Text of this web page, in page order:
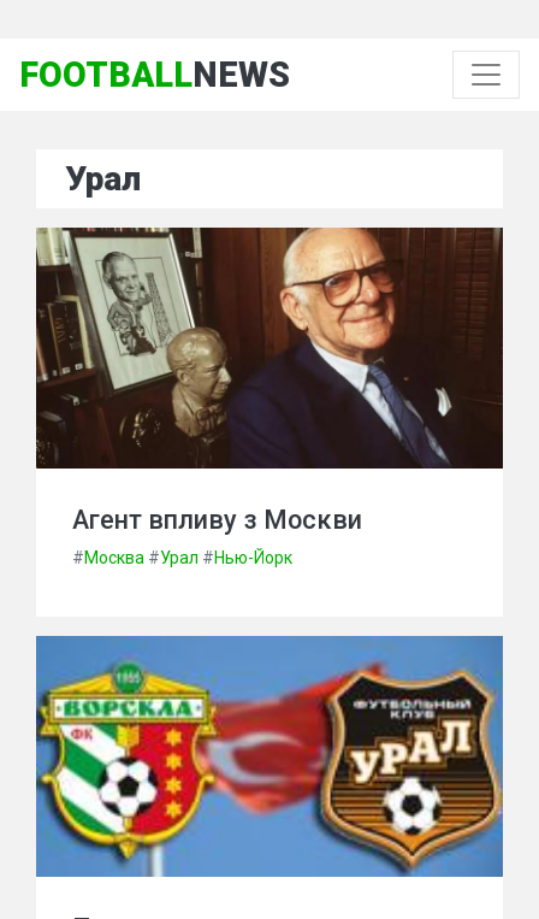
FOOTBALLNEWS
Урал
Агент впливу з Москви
#Москва #Урал #Нью-Йорк